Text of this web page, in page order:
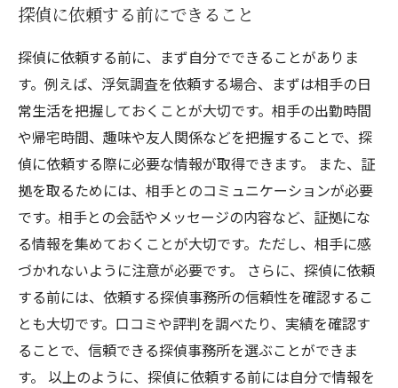
探偵に依頼する前にできること
探偵に依頼する前に、まず自分でできることがありま
す。例えば、浮気調査を依頼する場合、まずは相手の日
常生活を把握しておくことが大切です。相手の出勤時間
や帰宅時間、趣味や友人関係などを把握することで、探
偵に依頼する際に必要な情報が取得できます。 また、証
拠を取るためには、相手とのコミュニケーションが必要
です。相手との会話やメッセージの内容など、証拠にな
る情報を集めておくことが大切です。ただし、相手に感
づかれないように注意が必要です。 さらに、探偵に依頼
する前には、依頼する探偵事務所の信頼性を確認するこ
とも大切です。口コミや評判を調べたり、実績を確認す
ることで、信頼できる探偵事務所を選ぶことができま
す。 以上のように、探偵に依頼する前には自分で情報を